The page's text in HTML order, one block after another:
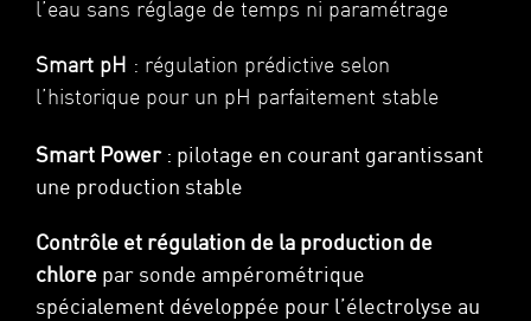
l’eau sans réglage de temps ni paramétrage
Smart pH : régulation prédictive selon
l’historique pour un pH parfaitement stable
Smart Power: pilotage en courant garantissant
une production stable
Contrôle et régulation de la production de
chlorepar sonde ampérométrique
spécialement développée pour l’électrolyse au